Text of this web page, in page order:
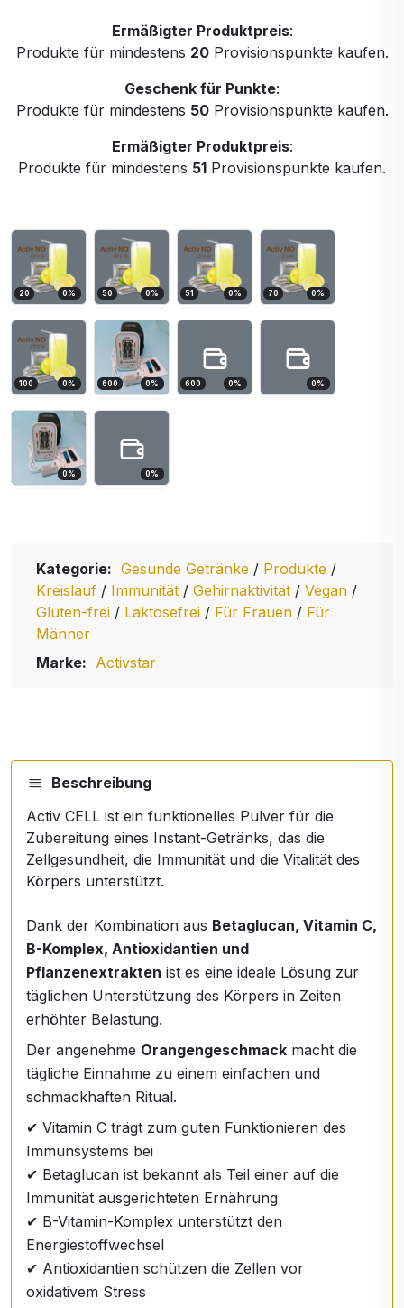
Ermäßigter Produktpreis:
Produkte für mindestens 20Provisionspunkte kaufen.
Geschenk für Punkte:
Produkte für mindestens 50Provisionspunkte kaufen.
Ermäßigter Produktpreis:
Produkte für mindestens 51 Provisionspunkte kaufen.
20 0% 50 0% 51 0% 70 0%
100 0% 600 0% 600 0% 0%
0% 0%
Kategorie: Gesunde Getränke / Produkte /
Kreislauf / Immunität / Gehirnaktivität / Vegan /
Gluten-frei / Laktosefrei / Für Frauen / Für
Männer
Marke: Activstar
Beschreibung
Activ CELL ist ein funktionelles Pulver für die
Zubereitung eines Instant-Getränks, das die
Zellgesundheit, die Immunität und die Vitalität des
Körpers unterstützt.
Dank der Kombination aus Betaglucan, Vitamin C,
B-Komplex, Antioxidantien und
Pflanzenextrakten ist es eine ideale Lösung zur
täglichen Unterstützung des Körpers in Zeiten
erhöhter Belastung.
Der angenehme Orangengeschmack macht die
tägliche Einnahme zu einem einfachen und
schmackhaften Ritual.
✔ Vitamin C trägt zum guten Funktionieren des
Immunsystems bei
✔ Betaglucan ist bekannt als Teil einer auf die
Immunität ausgerichteten Ernährung
✔ B-Vitamin-Komplex unterstützt den
Energiestoffwechsel
✔ Antioxidantien schützen die Zellen vor
oxidativem Stress